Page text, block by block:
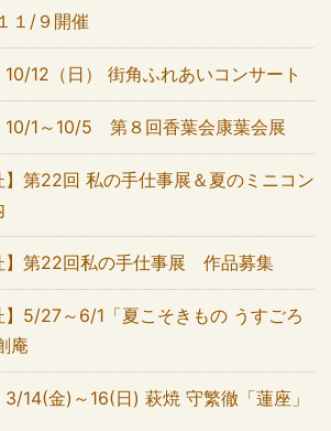
１/９開催
10/12（日） 街角ふれあいコンサート
10/1～10/5 第８回香葉会康葉会展
】第22回 私の手仕事展＆夏のミニコン
】第22回私の手仕事展 作品募集
】5/27～6/1「夏こそきもの うすごろ
庵
3/14(金)～16(日) 萩焼 守繁徹「蓮座」